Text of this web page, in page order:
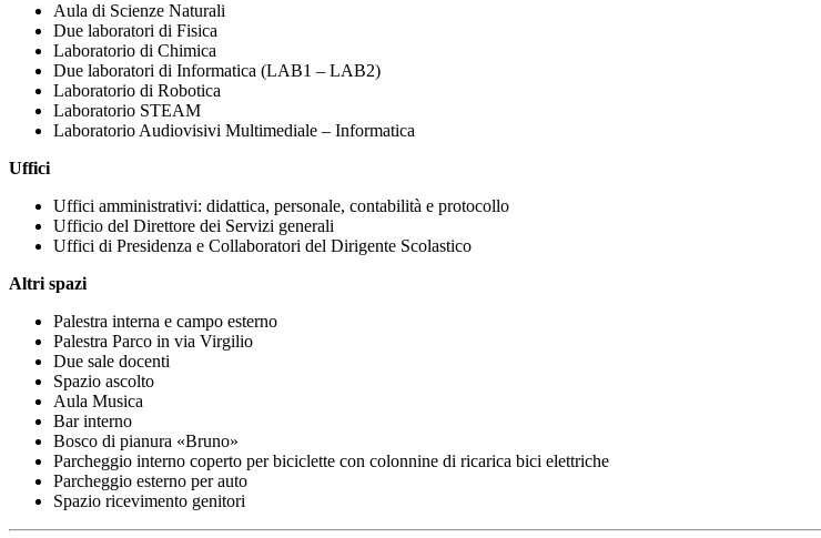
Aula di Scienze Naturali
Due laboratori di Fisica
Laboratorio di Chimica
Due laboratori di Informatica (LAB1 – LAB2)
Laboratorio di Robotica
Laboratorio STEAM
Laboratorio Audiovisivi Multimediale – Informatica
Uffici
Uffici amministrativi: didattica, personale, contabilità e protocollo
Ufficio del Direttore dei Servizi generali
Uffici di Presidenza e Collaboratori del Dirigente Scolastico
Altri spazi
Palestra interna e campo esterno
Palestra Parco in via Virgilio
Due sale docenti
Spazio ascolto
Aula Musica
Bar interno
Bosco di pianura «Bruno»
Parcheggio interno coperto per biciclette con colonnine di ricarica bici elettriche
Parcheggio esterno per auto
Spazio ricevimento genitori